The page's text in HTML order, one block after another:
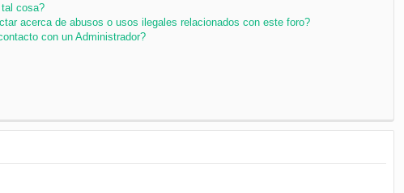
cosa?
acerca de abusos o usos ilegales relacionados con este foro?
con un Administrador?